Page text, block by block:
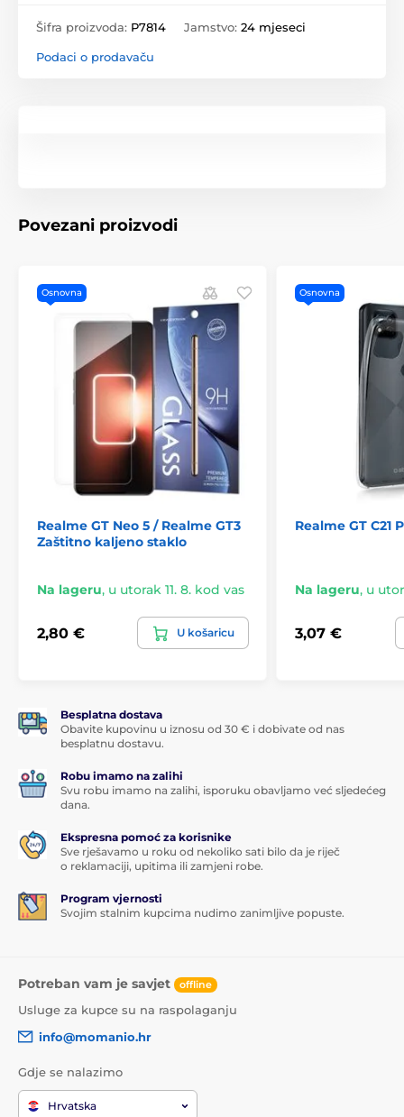
Šifra proizvoda: P7814 Jamstvo: 24 mjeseci
Podaci o prodavaču
Povezani proizvodi
Osnovna
Realme GT Neo 5 / Realme GT3
Zaštitno kaljeno staklo
Na lageru, u utorak 11. 8. kod vas
2,80 € U košaricu
Osnovna
Realme GT C21
Na lageru, u
3,07 €
Besplatna dostava
Obavite kupovinu u iznosu od 30 € i dobivate od nas
besplatnu dostavu.
Robu imamo na zalihi
Svu robu imamo na zalihi, isporuku obavljamo već sljedećeg
dana.
Ekspresna pomoć za korisnike
Sve rješavamo u roku od nekoliko sati bilo da je riječ
o reklamaciji, upitima ili zamjeni robe.
Program vjernosti
Svojim stalnim kupcima nudimo zanimljive popuste.
Potreban vam je savjet offline
Usluge za kupce su na raspolaganju
info@momanio.hr
Gdje se nalazimo
Hrvatska